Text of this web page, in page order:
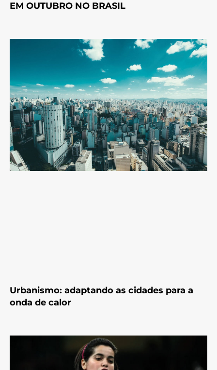
EM OUTUBRO NO BRASIL
Urbanismo: adaptando as cidades para a
onda de calor